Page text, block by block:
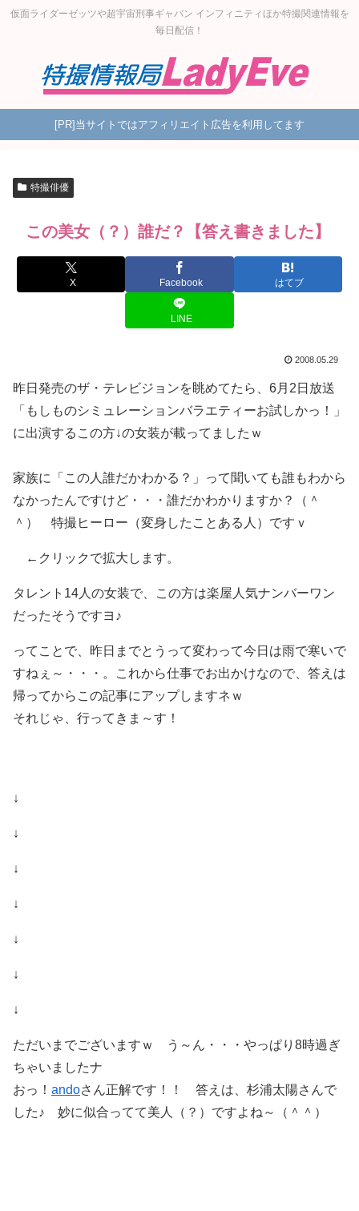
仮面ライダーゼッツや超宇宙刑事ギャバン インフィニティほか特撮関連情報を
毎日配信！
[PR]当サイトではアフィリエイト広告を利用してます
特撮俳優
この美女（？）誰だ？【答え書きました】
X Facebook はてブ
LINE
2008.05.29
昨日発売のザ・テレビジョンを眺めてたら、6月2日放送
「もしものシミュレーションバラエティーお試しかっ！」
に出演するこの方↓の女装が載ってましたｗ
家族に「この人誰だかわかる？」って聞いても誰もわから
なかったんですけど・・・誰だかわかりますか？（＾
＾） 特撮ヒーロー（変身したことある人）ですｖ
←クリックで拡大します。
タレント14人の女装で、この方は楽屋人気ナンバーワン
だったそうですヨ♪
ってことで、昨日までとうって変わって今日は雨で寒いで
すねぇ～・・・。これから仕事でお出かけなので、答えは
帰ってからこの記事にアップしますネｗ
それじゃ、行ってきま～す！
↓
↓
↓
↓
↓
↓
↓
ただいまでございますｗ う～ん・・・やっぱり8時過ぎ
ちゃいましたナ
おっ！ andoさん正解です！！ 答えは、杉浦太陽さんで
した♪ 妙に似合ってて美人（？）ですよね～（＾＾）